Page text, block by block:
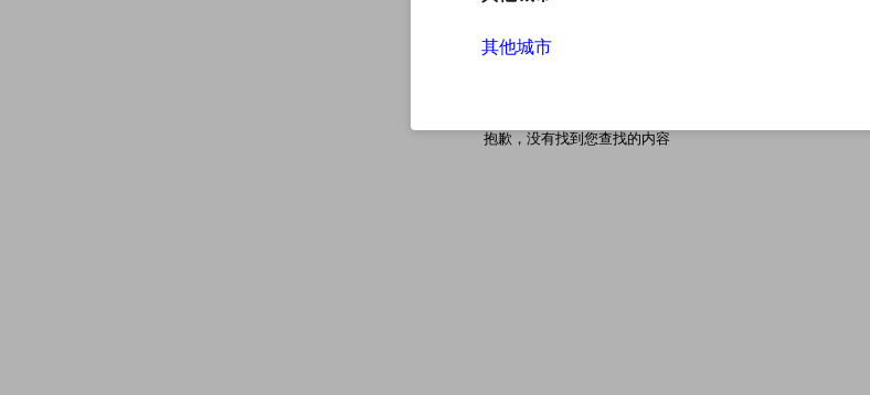
抱歉，没有找到您查找的内容
其他城市